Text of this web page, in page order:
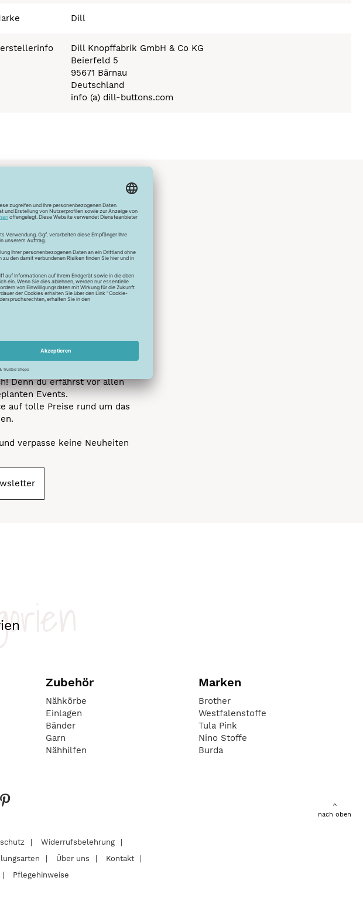
Dill
Dill Knopffabrik GmbH & Co KG
Beierfeld 5
95671 Bärnau
Deutschland
info (a) dill-buttons.com
und profitiere von zahlreichen
erfährst du als erstes
Rabatten!
dich regelmäßig über die
mit uns deine neuen
Ideen und Nähbeispielen
Ideen und verraten dir die
rund ums Nähen.
Denn du erfährst vor allen
Events.
auf tolle Preise rund um das
verpasse keine Neuheiten
Zubehör
Nähkörbe
Einlagen
Bänder
Garn
Nähhilfen
Marken
Brother
Westfalenstoffe
Tula Pink
Nino Stoffe
Burda
nach oben
Widerrufsbelehrung
Über uns
Kontakt
Pflegehinweise